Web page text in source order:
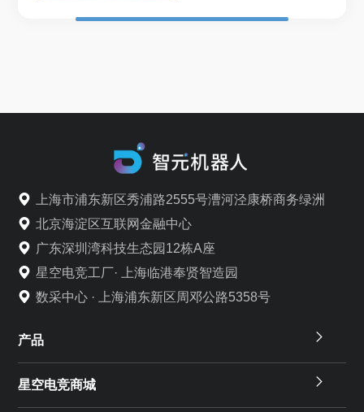
上海市浦东新区秀浦路2555号漕河泾康桥商务绿洲
北京海淀区互联网金融中心
广东深圳湾科技生态园12栋A座
星空电竞工厂· 上海临港奉贤智造园
数采中心 · 上海浦东新区周邓公路5358号
产品
星空电竞商城